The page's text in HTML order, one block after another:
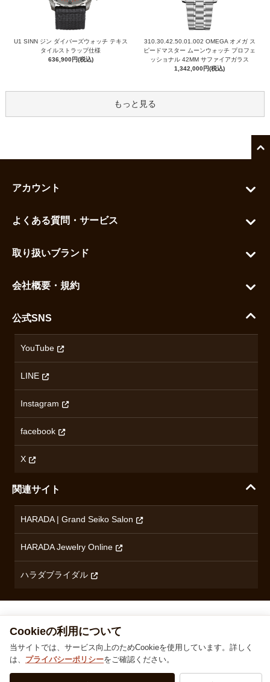
U1 SINN ジン ダイバーズウォッチ テキス
タイルストラップ仕様
636,900円(税込)
310.30.42.50.01.002 OMEGA オメガ ス
ピードマスター ムーンウォッチ プロフェ
ッショナル 42MM サファイアガラス
1,342,000円(税込)
もっと見る
アカウント
お気に入りを見る
よくある質問・サービス
ご利用ガイド
配送・送料について
ハラダの保証とアフターサービス
取り扱いブランド
セイコー
カシオ
オリエントスター
ロンジン
チューダー
ブランド一覧を見る
会社概要・規約
沿革
特定商取引法に基づく表記
プライバシーポリシー
無断転載・商用利用について
コンテンツ制作ポリシーおよび生成AIの利用指針
公式SNS
YouTube
LINE
Instagram
facebook
X
関連サイト
HARADA | Grand Seiko Salon
HARADA Jewelry Online
ハラダブライダル
TEL
© 1929‐2026 Harada
Cookieの利用について